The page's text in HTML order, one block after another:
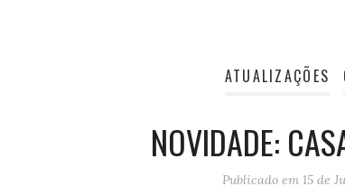
ATUALIZAÇÕES
NOVIDADE:
Publicado em 15 de